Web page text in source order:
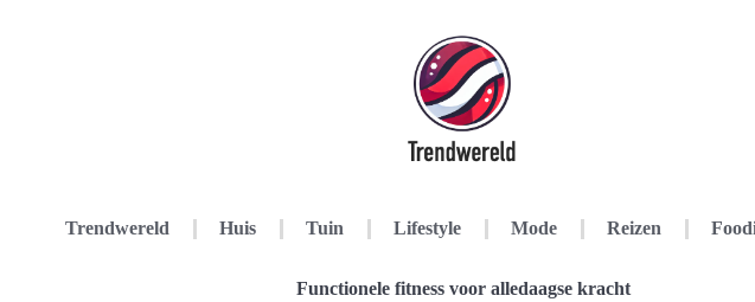
Trendwereld Huis Tuin Lifestyle Mode Reizen
Functionele fitness voor alledaagse kracht